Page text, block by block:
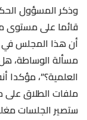
وذكر المسؤول
قائما على مستوى
أن هذا المجلس في
مسألة الوساطة،
العلمية؟”، مؤكدا
ملفات الطلاق
ستصير الجلسات